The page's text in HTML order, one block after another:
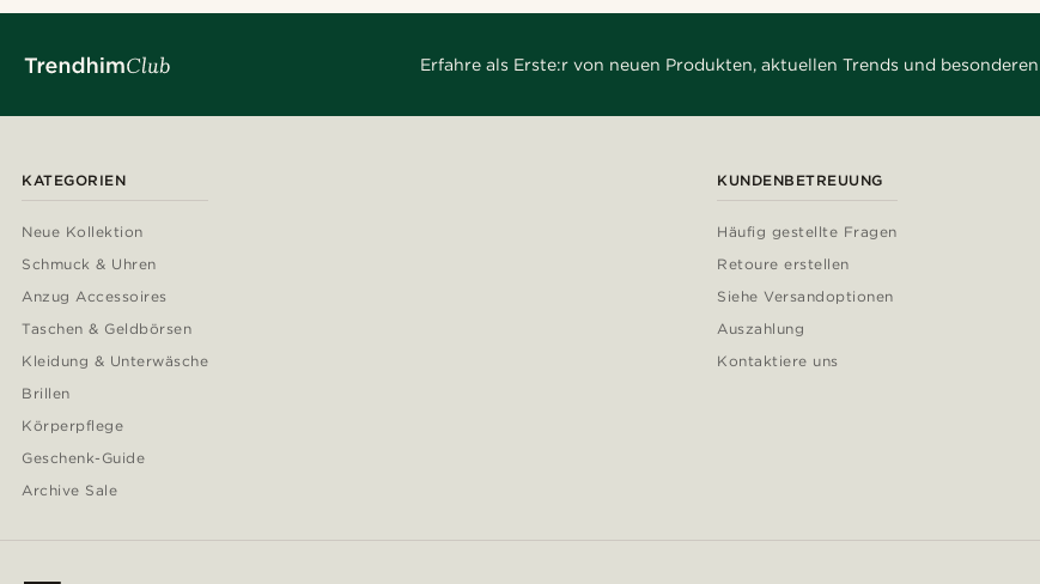
Erfahre als Erste:r von neuen Produkten, aktuellen Trends und
KATEGORIEN
Neue Kollektion
Schmuck & Uhren
Anzug Accessoires
Taschen & Geldbörsen
Kleidung & Unterwäsche
Brillen
Körperpflege
Geschenk-Guide
Archive Sale
KUNDENBETREUUNG
Häufig gestellte Fragen
Retoure erstellen
Siehe Versandoptionen
Auszahlung
Kontaktiere uns